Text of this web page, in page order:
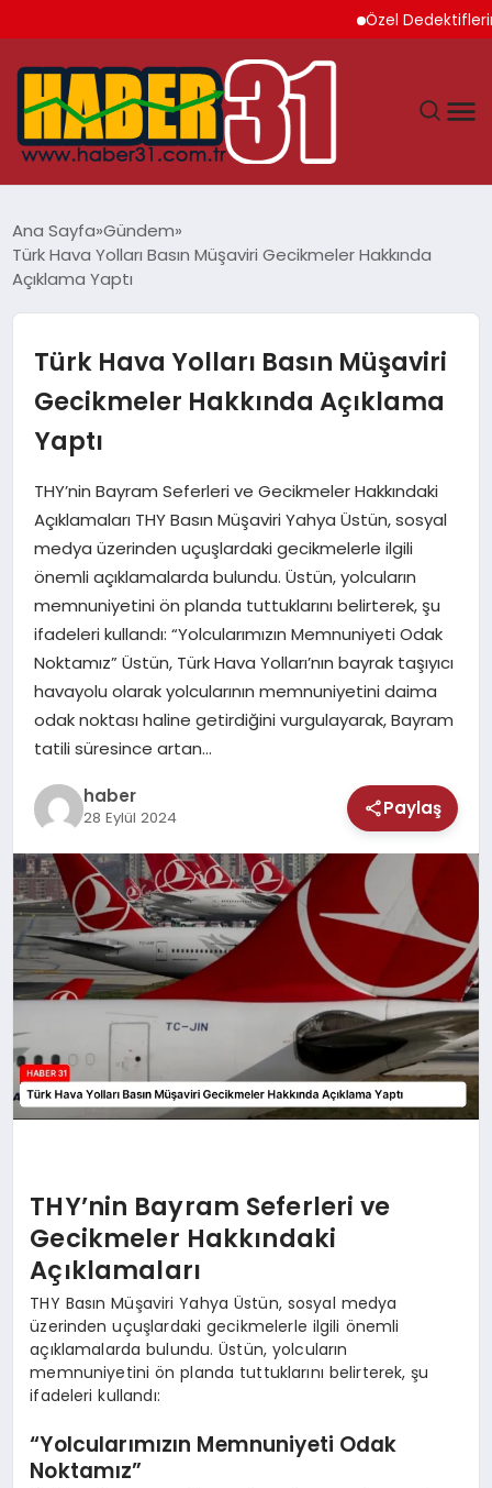
Özel Dedektiflerin
HATAY
GÜNDEM
MAGAZIN
SAĞLIK
TEKNOLOJI
Ana Sayfa Gündem
Türk Hava Yolları Basın Müşaviri Gecikmeler Hakkında
Açıklama Yaptı
Türk Hava Yolları Basın Müşaviri
Gecikmeler Hakkında Açıklama
Yaptı
THY’nin Bayram Seferleri ve Gecikmeler Hakkındaki
Açıklamaları THY Basın Müşaviri Yahya Üstün, sosyal
medya üzerinden uçuşlardaki gecikmelerle ilgili
önemli açıklamalarda bulundu. Üstün, yolcuların
memnuniyetini ön planda tuttuklarını belirterek, şu
ifadeleri kullandı: “Yolcularımızın Memnuniyeti Odak
Noktamız” Üstün, Türk Hava Yolları’nın bayrak taşıyıcı
havayolu olarak yolcularının memnuniyetini daima
odak noktası haline getirdiğini vurgulayarak, Bayram
tatili süresince artan…
haber
28 Eylül 2024 Paylaş
THY’nin Bayram Seferleri ve
Gecikmeler Hakkındaki
Açıklamaları
THY Basın Müşaviri Yahya Üstün, sosyal medya
üzerinden uçuşlardaki gecikmelerle ilgili önemli
açıklamalarda bulundu. Üstün, yolcuların
memnuniyetini ön planda tuttuklarını belirterek, şu
ifadeleri kullandı:
“Yolcularımızın Memnuniyeti Odak
Noktamız”